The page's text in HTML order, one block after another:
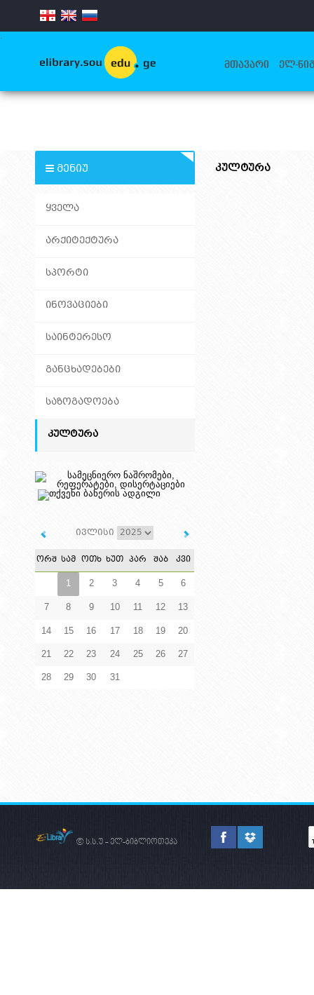
.
ᲛᲗᲐᲕᲐᲠᲘ ᲔᲚ-
ᲛᲔᲜᲘᲣ
ᲧᲕᲔᲚᲐ
ᲐᲠᲥᲘᲢᲔᲥᲢᲣᲠᲐ
ᲡᲞᲝᲠᲢᲘ
ᲘᲜᲝᲕᲐᲪᲘᲔᲑᲘ
ᲡᲐᲘᲜᲢᲔᲠᲔᲡᲝ
ᲒᲐᲜᲪᲮᲐᲓᲔᲑᲔᲑᲘ
ᲡᲐᲖᲝᲒᲐᲓᲝᲔᲑᲐ
ᲙᲣᲚᲢᲣᲠᲐ
ივლისი
ᲝᲠᲨ ᲡᲐᲛ ᲝᲗᲮ ᲮᲣᲗ ᲞᲐᲠ ᲨᲐᲑ ᲙᲕᲘ
1 2 3 4 5 6
7 8 9 10 11 12 13
14 15 16 17 18 19 20
21 22 23 24 25 26 27
28 29 30 31
ᲙᲣᲚᲢᲣᲠᲐ
© ს.ს.უ - ელ-ბიბლიოთეკა